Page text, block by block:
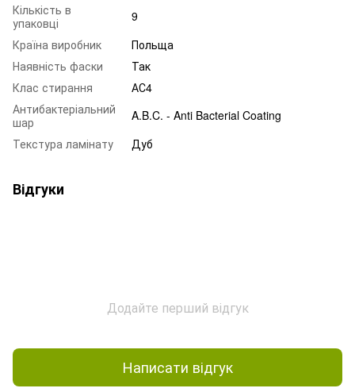
Кількість в
упаковці
9
Країна виробник
Польща
Наявність фаски
Так
Клас стирання
АС4
Антибактеріальний
шар
A.B.C. - Anti Bacterial Coating
Текстура ламінату
Дуб
Відгуки
Додайте перший відгук
Написати відгук